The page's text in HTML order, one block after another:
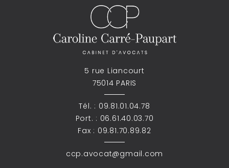
5 rue Liancourt
75014 PARIS
Tél. : 09.81.01.04.78
Port. : 06.61.40.03.70
Fax : 09.81.70.89.82
ccp.avocat@gmail.com